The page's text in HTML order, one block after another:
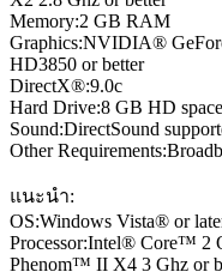
Memory:2 GB RAM
Graphics:NVIDIA®
HD3850 or better
DirectX®:9.0c
Hard Drive:8 GB HD space
Sound:DirectSound
Other
แนะนำ:
OS:Windows Vista® or
Processor:Intel® Core™ 2
Phenom™ II X4 3 Ghz or